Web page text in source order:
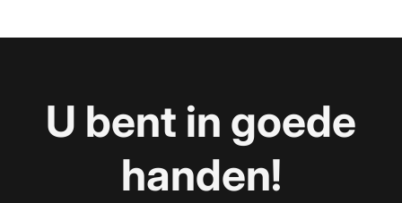
U bent in goede
handen!